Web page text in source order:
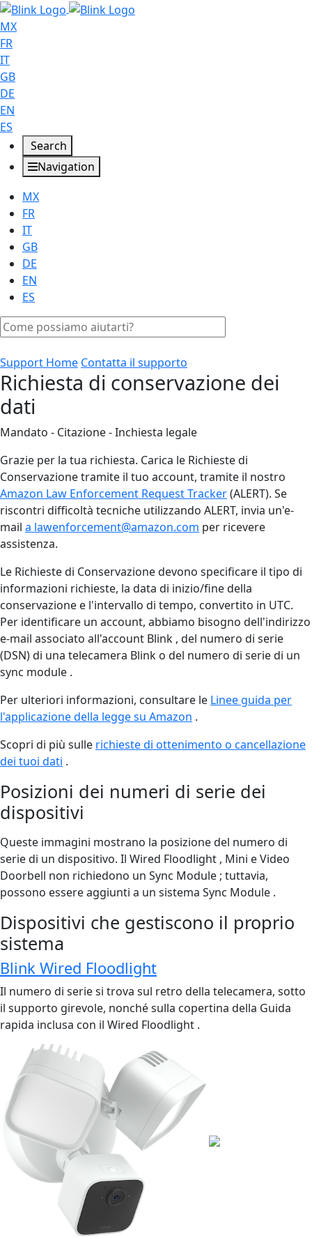
MX
FR
IT
GB
DE
EN
ES
Search
Navigation
MX
FR
IT
GB
DE
EN
ES
Support Home Contatta il supporto
Richiesta di conservazione dei
dati
Mandato - Citazione - Inchiesta legale
Grazie per la tua richiesta. Carica le Richieste di
Conservazione tramite il tuo account, tramite il nostro
Amazon Law Enforcement Request Tracker(ALERT). Se
riscontri difficoltà tecniche utilizzando ALERT, invia un'e-
mail a lawenforcement@amazon.com per ricevere
assistenza.
Le Richieste di Conservazione devono specificare il tipo di
informazioni richieste, la data di inizio/fine della
conservazione e l'intervallo di tempo, convertito in UTC.
Per identificare un account, abbiamo bisogno dell'indirizzo
e-mail associato all'account Blink , del numero di serie
(DSN) di una telecamera Blink o del numero di serie di un
sync module .
Per ulteriori informazioni, consultare le Linee guida per
l'applicazione della legge su Amazon .
Scopri di più sulle richieste di ottenimento o cancellazione
dei tuoi dati .
Posizioni dei numeri di serie dei
dispositivi
Queste immagini mostrano la posizione del numero di
serie di un dispositivo. Il Wired Floodlight , Mini e Video
Doorbell non richiedono un Sync Module ; tuttavia,
possono essere aggiunti a un sistema Sync Module .
Dispositivi che gestiscono il proprio
sistema
Blink Wired Floodlight
Il numero di serie si trova sul retro della telecamera, sotto
il supporto girevole, nonché sulla copertina della Guida
rapida inclusa con il Wired Floodlight .